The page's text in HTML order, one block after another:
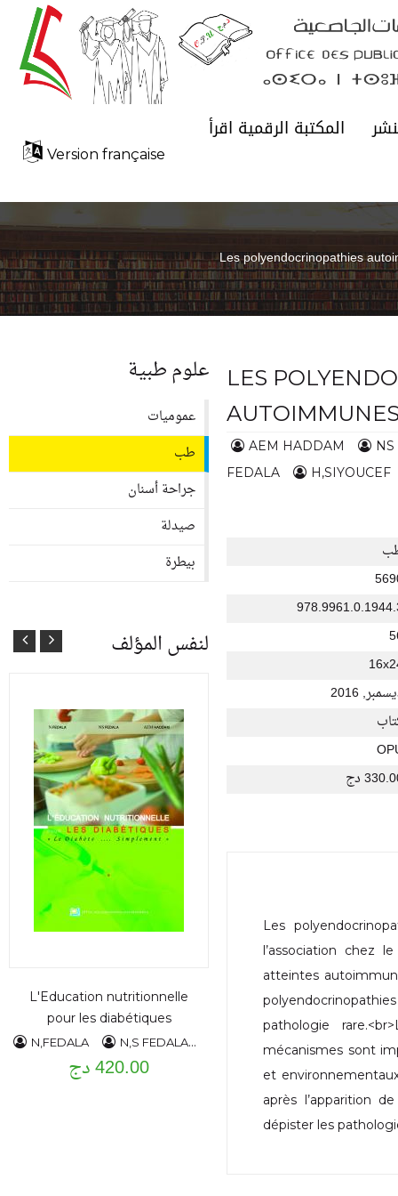
المكتبة الرقمية اقرأ
Version française
Les polyendocrinopathies
LES
AEM HADDAM
NS
FEDALA
H,SIYOUCEF
2016
دج
Les
l’association chez
atteintes
pathologie
mécanismes sont
et
après l’apparition
dépister les
علوم طبية
عموميات
طب
جراحة أسنان
صيدلة
بيطرة
لنفس المؤلف
L'Education nutritionnelle
pour les diabétiques
N,FEDALA N,S FEDALA AEM HADDAM
420.00 دج